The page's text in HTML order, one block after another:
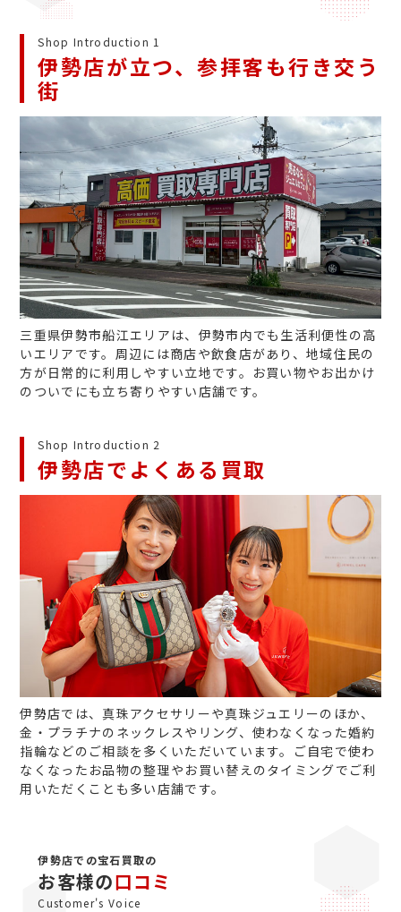
Shop Introduction 1
伊勢店が立つ、参拝客も行き交う
街
三重県伊勢市船江エリアは、伊勢市内でも生活利便性の高
いエリアです。周辺には商店や飲食店があり、地域住民の
方が日常的に利用しやすい立地です。お買い物やお出かけ
のついでにも立ち寄りやすい店舗です。
Shop Introduction 2
伊勢店でよくある買取
伊勢店では、真珠アクセサリーや真珠ジュエリーのほか、
金・プラチナのネックレスやリング、使わなくなった婚約
指輪などのご相談を多くいただいています。ご自宅で使わ
なくなったお品物の整理やお買い替えのタイミングでご利
用いただくことも多い店舗です。
伊勢店での宝石買取の
お客様の口コミ
Customer's Voice